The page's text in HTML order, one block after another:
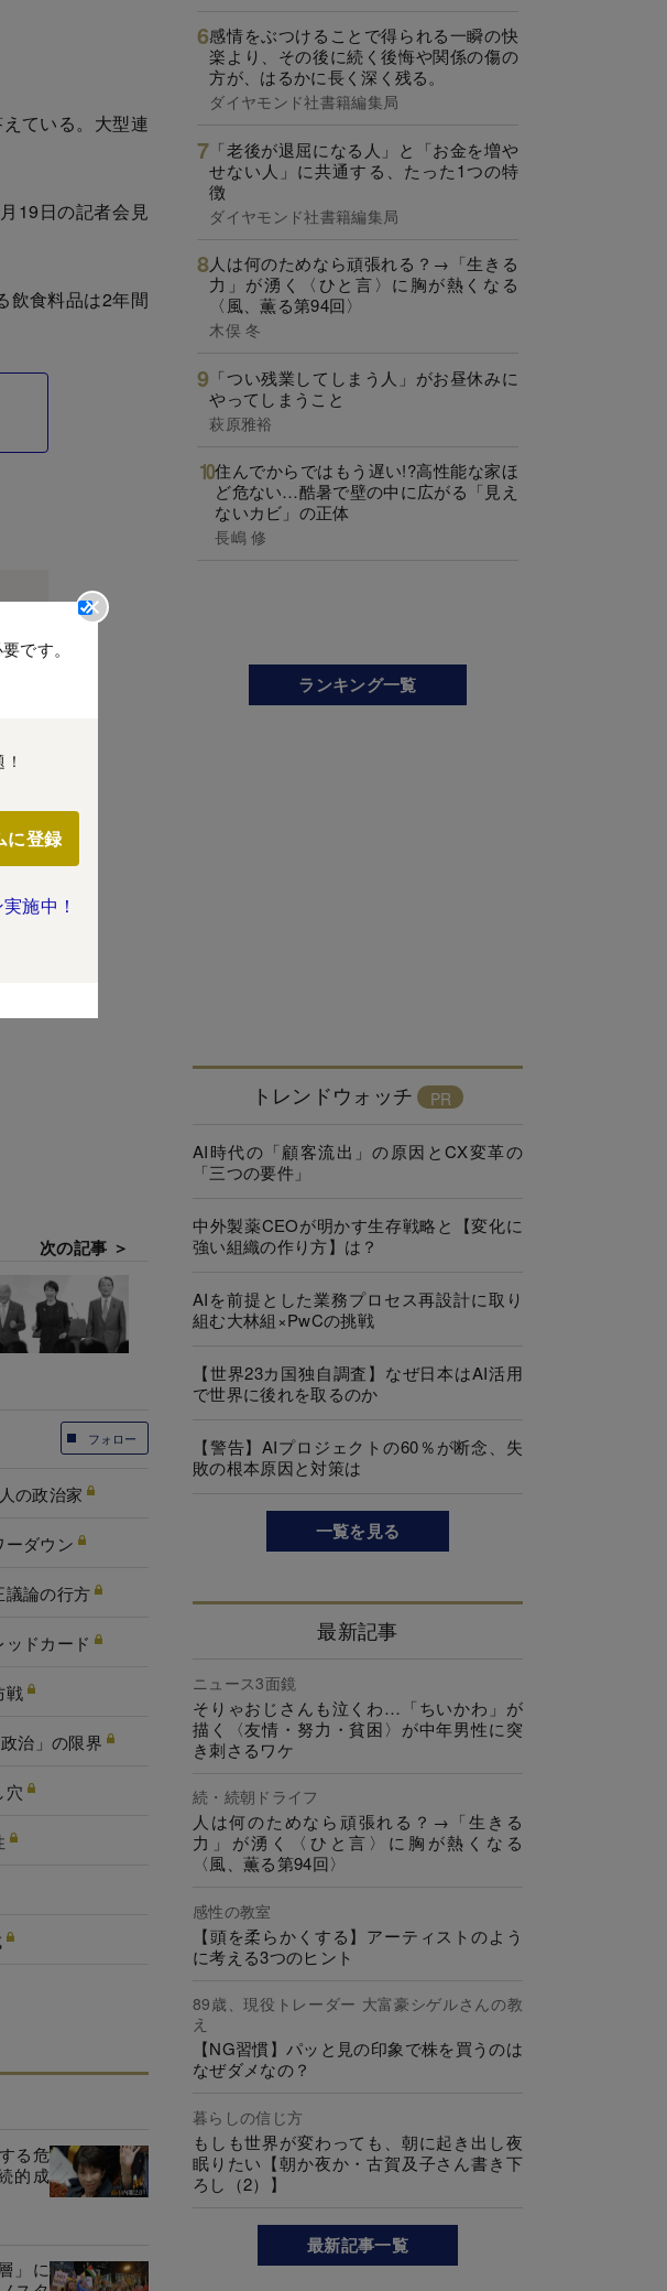
ている。大型連
19日の記者会見
飲食料品は2年間
です。
に登録
施中！
次の記事 ＞
フォロー
の政治家
ーダウン
議論の行方
ドカード
戦
治」の限界
穴
る危
的成
」に
感情をぶつけることで得られる一瞬の快
楽より、その後に続く後悔や関係の傷の
方が、はるかに長く深く残る。
ダイヤモンド社書籍編集局
「老後が退屈になる人」と「お金を増や
せない人」に共通する、たった1つの特
徴
ダイヤモンド社書籍編集局
人は何のためなら頑張れる？→「生きる
力」が湧く〈ひと言〉に胸が熱くなる
〈風、薫る第94回〉
木俣 冬
「つい残業してしまう人」がお昼休みに
やってしまうこと
萩原雅裕
住んでからではもう遅い!?高性能な家ほ
ど危ない…酷暑で壁の中に広がる「見え
ないカビ」の正体
長嶋 修
ランキング一覧
トレンドウォッチ
AI時代の「顧客流出」の原因とCX変革の
「三つの要件」
中外製薬CEOが明かす生存戦略と【変化に
強い組織の作り方】は？
AIを前提とした業務プロセス再設計に取り
組む大林組×PwCの挑戦
【世界23カ国独自調査】なぜ日本はAI活用
で世界に後れを取るのか
【警告】AIプロジェクトの60％が断念、失
敗の根本原因と対策は
一覧を見る
最新記事
ニュース3面鏡
そりゃおじさんも泣くわ…「ちいかわ」が
描く〈友情・努力・貧困〉が中年男性に突
き刺さるワケ
続・続朝ドライフ
人は何のためなら頑張れる？→「生きる
力」が湧く〈ひと言〉に胸が熱くなる
〈風、薫る第94回〉
感性の教室
【頭を柔らかくする】アーティストのよう
に考える3つのヒント
89歳、現役トレーダー 大富豪シゲルさんの教
え
【NG習慣】パッと見の印象で株を買うのは
なぜダメなの？
暮らしの信じ方
もしも世界が変わっても、朝に起き出し夜
眠りたい【朝か夜か・古賀及子さん書き下
ろし（2）】
最新記事一覧